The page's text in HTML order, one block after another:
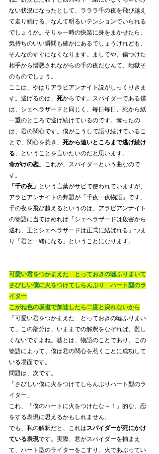
ない状況になったとして、ラララ千の夜を飛び越え
て走り続ける、なんて明るいテンションでいられる
でしょうか。そりゃ一時の快楽に身をまかせたら、
気持ちのいい瞬間も確かにあるでしょうけれども、
そんなのすぐになくなります。ましてや、傷つけた
相手から憎悪されながらの千の夜だなんて、地獄そ
のものでしょう。
ここは、やはりアラビアンナイト説がしっくりきま
す。逃げるのは、 死からです。スパイダーである僕
は、シェヘラザードと同じく、毎日毎日、死から紙
一重のところで逃げ続けているのです。奪ったの
は、君の関心です。僕がこうして語り続けているこ
とで、関心を惹き、 死から遠いところまで逃げ続け
る、ということを言いたいのだと思います。
命がけの恋。これが、スパイダーという曲なので
す。
「千の夜」
という言葉がサビで使われていますが、
アラビアンナイトの邦題が「千夜一夜物語」です。
千の夜を飛び越えるというのは、アラビアンナイト
の物語に当てはめれば「シェヘラザードは殺害から
逃れ、王とシェヘラザードは正式に結ばれる」つま
り「君と一緒になる」ということになります。
可愛い君をつかまえた　とっておきの嘘ふりまいて
さびしい僕に火をつけてしらんぷり　ハート型のラ
イター
こがね色の坂道で加速したら二度と戻れないから
「可愛い君をつかまえた　とっておきの嘘ふりまい
て」この部分は、いままでの解釈をなぞれば、難し
くないですよね。嘘とは、物語のことであり、この
物語によって、僕は君の関心を惹くことに成功して
いる場面です。
問題は、次です。
「さびしい僕に火をつけてしらんぷりハート型のラ
イター」
これ、「僕のハートに火をつけたな～！」的な、恋
をする表現に思えるかもしれません。
でも、私の解釈だと、これはスパイダーが死にかけ
ている表現です。実際、君がスパイダーを捕まえ
て、ハート型のライターをこすり、火であぶってい